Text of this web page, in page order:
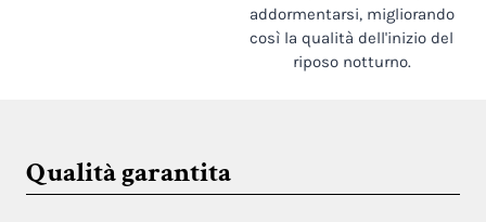
addormentarsi, migliorando
così la qualità dell'inizio del
riposo notturno.
Qualità garantita